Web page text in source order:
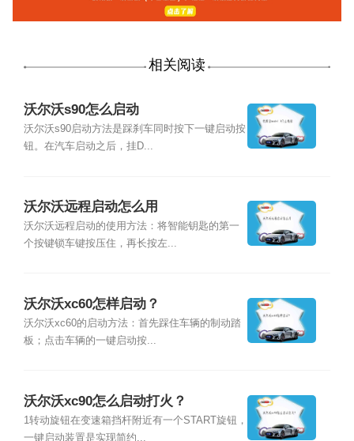
相关阅读
沃尔沃s90怎么启动
沃尔沃s90启动方法是踩刹车同时按下一键启动按
钮。在汽车启动之后，挂D...
沃尔沃远程启动怎么用
沃尔沃远程启动的使用方法：将智能钥匙的第一
个按键锁车键按压住，再长按左...
沃尔沃xc60怎样启动？
沃尔沃xc60的启动方法：首先踩住车辆的制动踏
板；点击车辆的一键启动按...
沃尔沃xc90怎么启动打火？
1转动旋钮在变速箱挡杆附近有一个START旋钮，
一键启动装置是实现简约...